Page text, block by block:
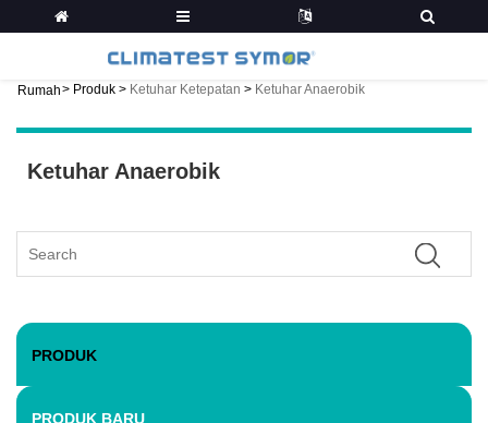
Rumah> Produk > Ketuhar Ketepatan > Ketuhar Anaerobik
Ketuhar Anaerobik
PRODUK
PRODUK BARU